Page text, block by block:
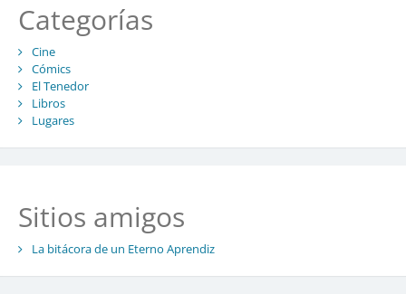
Categorías
Cine
Cómics
El Tenedor
Libros
Lugares
Sitios amigos
La bitácora de un Eterno Aprendiz